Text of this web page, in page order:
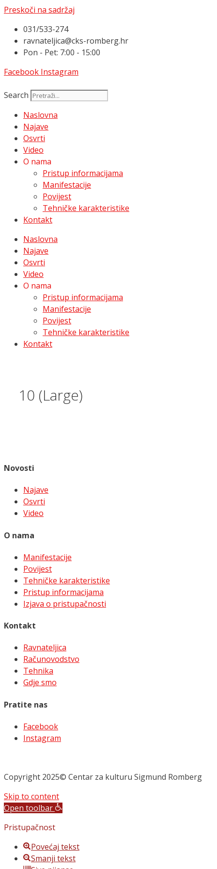
Preskoči na sadržaj
031/533-274
ravnateljica@cks-romberg.hr
Pon - Pet: 7:00 - 15:00
Facebook Instagram
Search
Naslovna
Najave
Osvrti
Video
O nama
Pristup informacijama
Manifestacije
Povijest
Tehničke karakteristike
Kontakt
Naslovna
Najave
Osvrti
Video
O nama
Pristup informacijama
Manifestacije
Povijest
Tehničke karakteristike
Kontakt
10 (Large)
Novosti
Najave
Osvrti
Video
O nama
Manifestacije
Povijest
Tehničke karakteristike
Pristup informacijama
Izjava o pristupačnosti
Kontakt
Ravnateljica
Računovodstvo
Tehnika
Gdje smo
Pratite nas
Facebook
Instagram
Copyright 2025© Centar za kulturu Sigmund Romberg
Skip to content
Open toolbar
Pristupačnost
Povećaj tekst
Smanji tekst